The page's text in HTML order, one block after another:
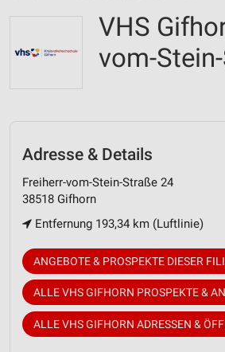
VHS
vom-
Adresse & Details
Freiherr-vom-Stein-Straße 24
38518 Gifhorn
Entfernung 193,34 km (Luftlinie)
ANGEBOTE & PROSPEKTE DIESER
ALLE VHS GIFHORN PROSPEKTE &
ALLE VHS GIFHORN ADRESSEN &